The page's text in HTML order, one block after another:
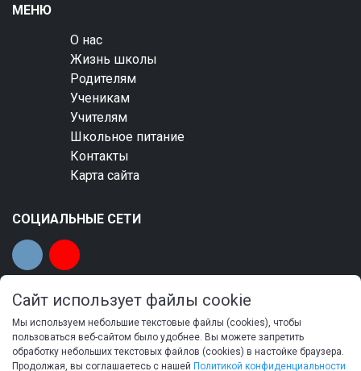
МЕНЮ
О нас
Жизнь школы
Родителям
Ученикам
Учителям
Школьное питание
Контакты
Карта сайта
СОЦИАЛЬНЫЕ СЕТИ
© 2023 Общеобразовательная автономная
некоммерческая организация «Тамбовская
Сайт использует файлы cookie
Мы используем небольшие текстовые файлы (cookies), чтобы
пользоваться веб-сайтом было удобнее. Вы можете запретить
обработку небольших текстовых файлов (cookies) в настойке браузера.
Продолжая, вы соглашаетесь с нашей Политикой конфиденциальности